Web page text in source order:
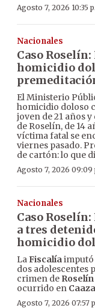
Agosto 7, 2026 10:35
Nacionales
Caso
homicidio
El Ministerio
homicidio doloso
joven de 21 años
de Roselín, de 14
víctima fatal se
viernes pasado.
de cartón: lo que
Agosto 7, 2026 09:09
Nacionales
Caso
a tres
homicidio
LaFiscalíaimputó
dos adolescentes
crimen de
ocurrido en
Agosto 7, 2026 07:57